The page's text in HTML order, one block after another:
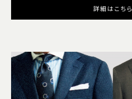
詳細はこちら